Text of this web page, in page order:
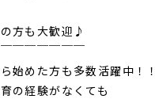
方も大歓迎♪
￣￣￣￣￣￣
始めた方も多数活躍中！！
の経験がなくても